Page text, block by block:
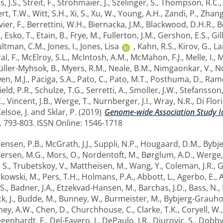
J.S., Streit, F., Strohmaier, J., Szelinger, S., Thompson, R.C.,
T.W., Witt, S.H., Xi, S., Xu, W., Young, A.H., Zandi, P.,
F., Berrettini, W.H., Biernacka, J.M., Blackwood, D.H.R.,
, Esko, T., Etain, B., Frye, M., Fullerton, J.M., Gershon, E.S.,
C.M., Jones, I., Jones, Lisa , Kahn, R.S., Kirov, G.,
F., McElroy, S.L., McIntosh, A.M., McMahon, F.J., Melle, I.,
Myhsok, B., Myers, R.M., Neale, B.M., Nimgaonkar, V.,
M.J., Paciga, S.A., Pato, C., Pato, M.T., Posthuma, D.,
P.R., Schulze, T.G., Serretti, A., Smoller, J.W.,
, Vincent, J.B., Werge, T., Nurnberger, J.I., Wray, N.R., Di
J. and Sklar, P. (2019) Genome-wide Association Study
803. ISSN Online: 1546-1718
P.B., McGrath, J.J., Suppli, N.P., Hougaard, D.M.,
M.G., Mors, O., Nordentoft, M., Børglum, A.D.,
, Trubetskoy, V., Mattheisen, M., Wang, Y., Coleman, J.R.,
M., Pers, T.H., Holmans, P.A., Abbott, L., Agerbo, E.,
, Badner, J.A., Etzekvad-Hansen, M., Barchas, J.D., Bass, N.,
J., Budde, M., Bunney, W., Burmeister, M., Bybjerg-
A.W., Chen, D., Churchhouse, C., Clarke, T.K., Coryell, W.
F., Del-Favero, J., DePaulo, J.R., Djurovic, S.,